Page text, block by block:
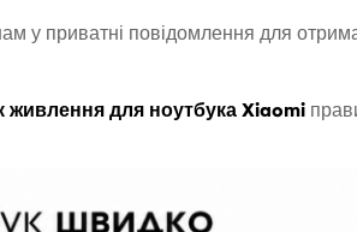
у приватні повідомлення для
живлення для ноутбука Xiaomi